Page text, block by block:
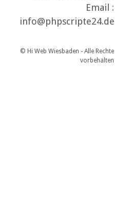
Email :
info@phpscripte24.de
© Hi Web Wiesbaden - Alle Rechte
vorbehalten